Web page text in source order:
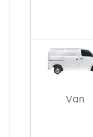
Van